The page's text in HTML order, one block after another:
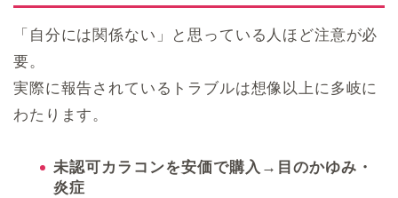
「自分には関係ない」と思っている人ほど注意が必
要。
実際に報告されているトラブルは想像以上に多岐に
わたります。
未認可カラコンを安価で購入→目のかゆみ・
炎症